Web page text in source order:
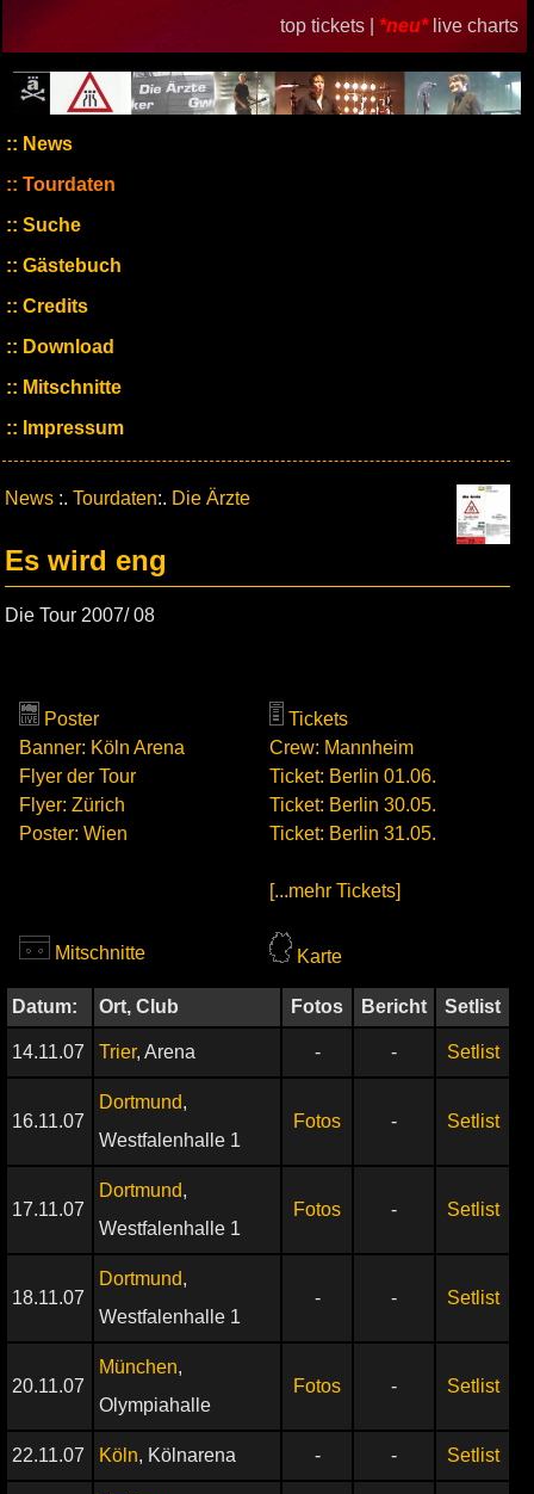
top tickets | *neu* live charts
News
Tourdaten
Suche
Gästebuch
Credits
Download
Mitschnitte
Impressum
News :. Tourdaten:. Die Ärzte
Es wird eng
Die Tour 2007/ 08
Poster
Banner: Köln Arena
Flyer der Tour
Flyer: Zürich
Poster: Wien
Tickets
Crew: Mannheim
Ticket: Berlin 01.06.
Ticket: Berlin 30.05.
Ticket: Berlin 31.05.
[...mehr Tickets]
Mitschnitte Karte
Datum: Ort, Club Fotos Bericht Setlist
14.11.07 Trier, Arena - - Setlist
16.11.07
Dortmund,
Westfalenhalle 1
Fotos - Setlist
17.11.07
Dortmund,
Westfalenhalle 1
Fotos - Setlist
18.11.07
Dortmund,
Westfalenhalle 1
- - Setlist
20.11.07
München,
Olympiahalle
Fotos - Setlist
22.11.07 Köln, Kölnarena - - Setlist